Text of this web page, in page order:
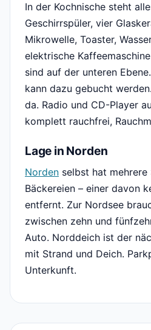
In der Kochnische steht
Geschirrspüler, vier
Mikrowelle, Toaster,
elektrische
sind auf der unteren
kann dazu gebucht
da. Radio und CD-Player
komplett rauchfrei,
Lage in Norden
Norden selbst hat
Bäckereien – einer davon
entfernt. Zur Nordsee
zwischen zehn und
Auto. Norddeich ist der
mit Strand und Deich.
Unterkunft.